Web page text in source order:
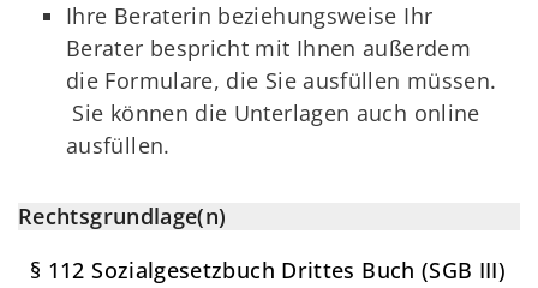
Ihre Beraterin beziehungsweise Ihr
Berater bespricht mit Ihnen außerdem
die Formulare, die Sie ausfüllen müssen.
Sie können die Unterlagen auch online
ausfüllen.
Rechtsgrundlage(n)
§ 112 Sozialgesetzbuch Drittes Buch (SGB III)